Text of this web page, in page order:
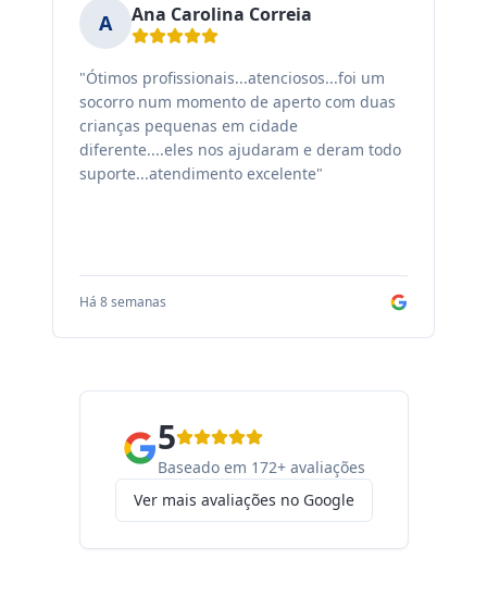
A Ana Carolina Correia
"Ótimos profissionais...atenciosos...foi um
socorro num momento de aperto com duas
crianças pequenas em cidade
diferente....eles nos ajudaram e deram todo
suporte...atendimento excelente"
Há 8 semanas
5
Baseado em 172+ avaliações
Ver mais avaliações no Google